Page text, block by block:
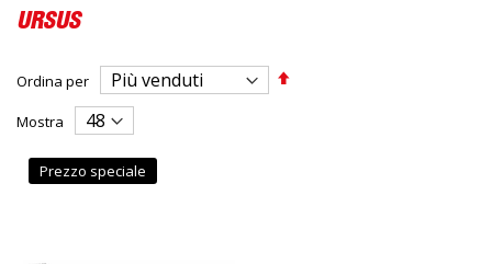
URSUS
Ordina per
Imposta
Mostra
Prezzo speciale